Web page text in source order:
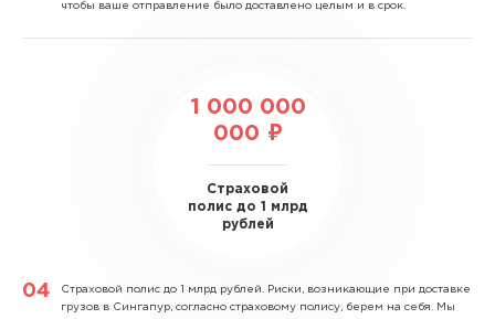
чтобы ваше отправление было доставлено целым и в срок.
1 000 000
000 ₽
Страховой
полис до 1 млрд
рублей
Страховой полис до 1 млрд рублей. Риски, возникающие при доставке
грузов в Сингапур, согласно страховому полису, берем на себя. Мы